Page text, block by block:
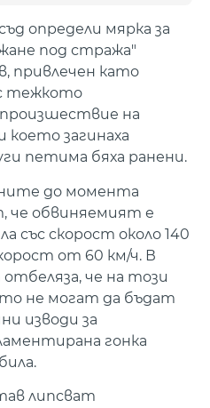
определи мярка за
под стража"
привлечен като
тежкото
на
което загинаха
петима бяха ранени.
до момента
че обвиняемият е
със скорост около 140
от 60 км/ч. В
че на този
не могат да бъдат
изводи за
гонка
липсват